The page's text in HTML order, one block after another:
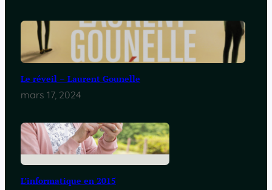
Le réveil – Laurent Gounelle
mars 17, 2024
L’informatique en 2015